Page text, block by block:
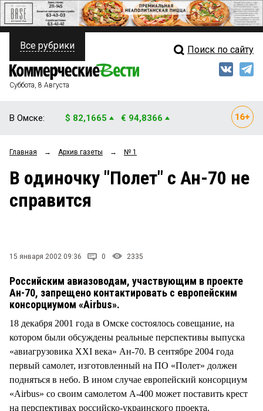
ПОЛИТИКА
ФИНАНСЫ
ОБЩЕСТВО
ЗАКОН
НОВОСТИ КОМПАНИЙ
СТИЛЬ ЖИЗНИ
Свежий выпуск
Рейтинги
Все рубрики Поиск по сайту
Суббота, 8 Августа
В Омске: $ 82,1665 € 94,8366
Главная → Архив газеты → № 1
В одиночку "Полет" с Ан-70 не
справится
15 января 2002 09:36 0 2335
Российским авиазоводам, участвующим в проекте
Ан-70, запрещено контактировать с европейским
консорциумом «Airbus».
18 декабря 2001 года в Омске состоялось совещание, на
котором были обсуждены реальные перспективы выпуска
«авиагрузовика XXI века» Ан-70. В сентябре 2004 года
первый самолет, изготовленный на ПО «Полет» должен
подняться в небо. В ином случае европейский консорциум
«Airbus» со своим самолетом А-400 может поставить крест
на перспективах российско-украинского проекта.